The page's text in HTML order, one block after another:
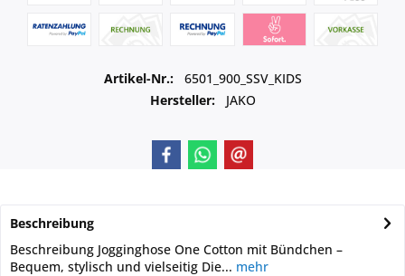
Artikel-Nr.:
6501_900_SSV_KIDS
Hersteller:
JAKO
Beschreibung
Beschreibung Jogginghose One Cotton mit Bündchen –
Bequem, stylisch und vielseitig Die... mehr